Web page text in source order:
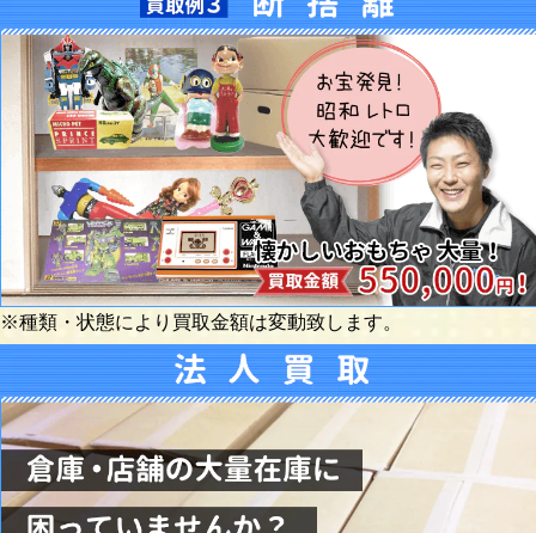
※種類・状態により買取金額は変動致します。